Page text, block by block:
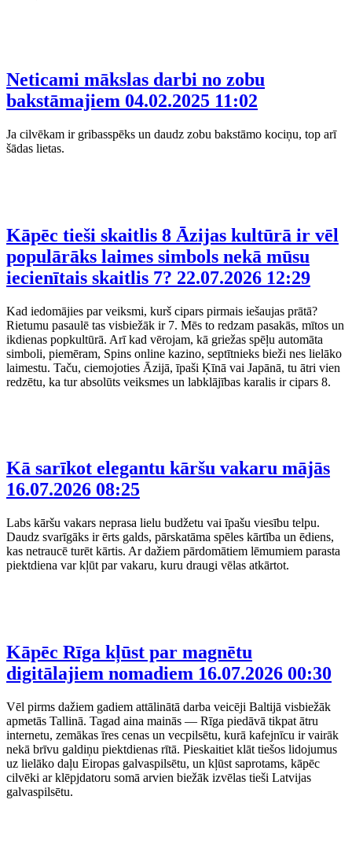
Neticami mākslas darbi no zobu
bakstāmajiem 04.02.2025 11:02
Ja cilvēkam ir gribasspēks un daudz zobu bakstāmo kociņu, top arī
šādas lietas.
Kāpēc tieši skaitlis 8 Āzijas kultūrā ir vēl
populārāks laimes simbols nekā mūsu
iecienītais skaitlis 7? 22.07.2026 12:29
Kad iedomājies par veiksmi, kurš cipars pirmais iešaujas prātā?
Rietumu pasaulē tas visbiežāk ir 7. Mēs to redzam pasakās, mītos un
ikdienas popkultūrā. Arī kad vērojam, kā griežas spēļu automāta
simboli, piemēram, Spins online kazino, septītnieks bieži nes lielāko
laimestu. Taču, ciemojoties Āzijā, īpaši Ķīnā vai Japānā, tu ātri vien
redzētu, ka tur absolūts veiksmes un labklājības karalis ir cipars 8.
Kā sarīkot elegantu kāršu vakaru mājās
16.07.2026 08:25
Labs kāršu vakars neprasa lielu budžetu vai īpašu viesību telpu.
Daudz svarīgāks ir ērts galds, pārskatāma spēles kārtība un ēdiens,
kas netraucē turēt kārtis. Ar dažiem pārdomātiem lēmumiem parasta
piektdiena var kļūt par vakaru, kuru draugi vēlas atkārtot.
Kāpēc Rīga kļūst par magnētu
digitālajiem nomadiem 16.07.2026 00:30
Vēl pirms dažiem gadiem attālinātā darba veicēji Baltijā visbiežāk
apmetās Tallinā. Tagad aina mainās — Rīga piedāvā tikpat ātru
internetu, zemākas īres cenas un vecpilsētu, kurā kafejnīcu ir vairāk
nekā brīvu galdiņu piektdienas rītā. Pieskaitiet klāt tiešos lidojumus
uz lielāko daļu Eiropas galvaspilsētu, un kļūst saprotams, kāpēc
cilvēki ar klēpjdatoru somā arvien biežāk izvēlas tieši Latvijas
galvaspilsētu.